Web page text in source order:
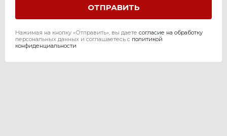
Нажимая на кнопку «Отправить», вы даете согласие на обработку
персональных данных и соглашаетесь c политикой
конфиденциальности